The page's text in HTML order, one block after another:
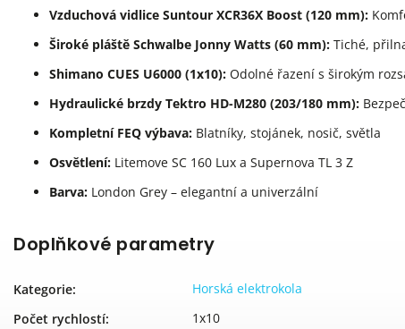
Vzduchová vidlice Suntour XCR36X Boost (120 mm):
Široké pláště Schwalbe Jonny Watts (60 mm): Tiché,
Shimano CUES U6000 (1x10): Odolné řazení s širokým
Hydraulické brzdy Tektro HD-M280 (203/180 mm):
Kompletní FEQ výbava: Blatníky, stojánek, nosič, světla
Osvětlení: Litemove SC 160 Lux a Supernova TL 3 Z
Barva: London Grey – elegantní a univerzální
Doplňkové parametry
Kategorie:
Horská elektrokola
Počet rychlostí:
1x10